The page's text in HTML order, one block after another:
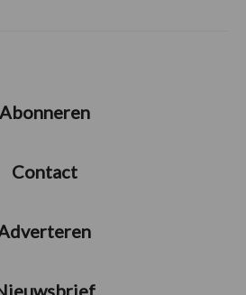
Abonneren
Contact